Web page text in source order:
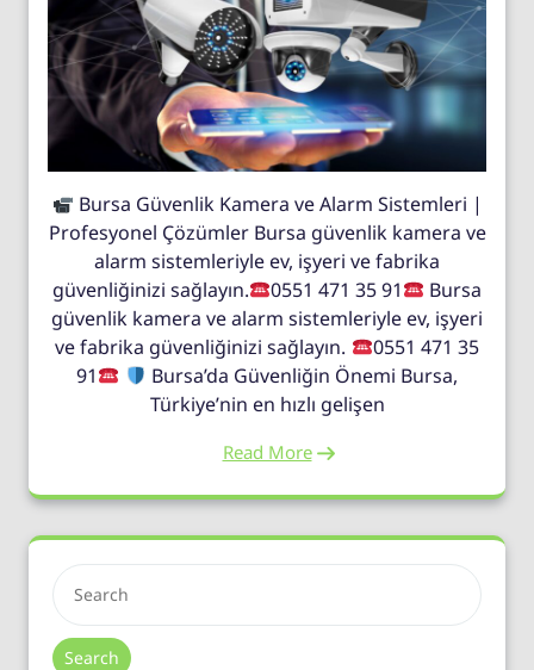
Bursa Güvenlik Kamera ve Alarm Sistemleri |
Profesyonel Çözümler Bursa güvenlik kamera ve
alarm sistemleriyle ev, işyeri ve fabrika
güvenliğinizi sağlayın.
0551 471 35 91
Bursa
güvenlik kamera ve alarm sistemleriyle ev, işyeri
ve fabrika güvenliğinizi sağlayın.
0551 471 35
91
Bursa’da Güvenliğin Önemi Bursa,
Türkiye’nin en hızlı gelişen
Read More
Search